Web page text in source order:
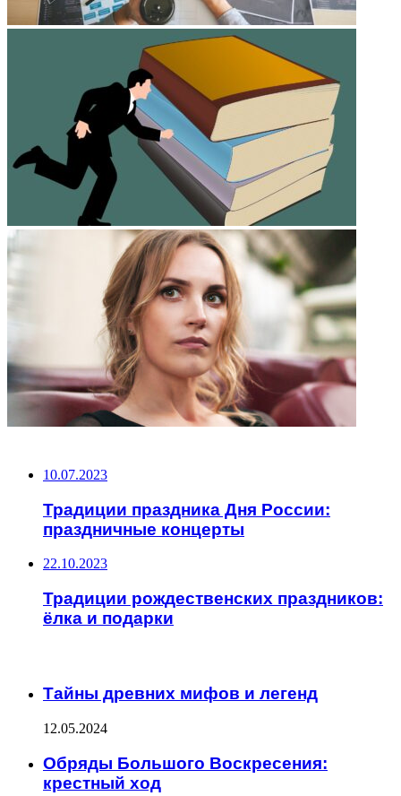
10.07.2023
Традиции праздника Дня России:
праздничные концерты
22.10.2023
Традиции рождественских праздников:
ёлка и подарки
Тайны древних мифов и легенд
12.05.2024
Обряды Большого Воскресения:
крестный ход